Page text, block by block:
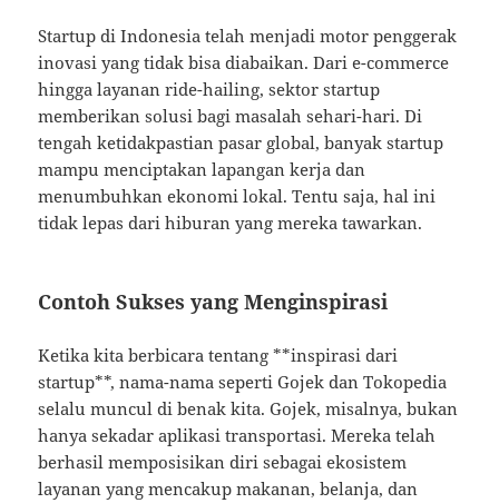
Startup di Indonesia telah menjadi motor penggerak
inovasi yang tidak bisa diabaikan. Dari e-commerce
hingga layanan ride-hailing, sektor startup
memberikan solusi bagi masalah sehari-hari. Di
tengah ketidakpastian pasar global, banyak startup
mampu menciptakan lapangan kerja dan
menumbuhkan ekonomi lokal. Tentu saja, hal ini
tidak lepas dari hiburan yang mereka tawarkan.
Contoh Sukses yang Menginspirasi
Ketika kita berbicara tentang **inspirasi dari
startup**, nama-nama seperti Gojek dan Tokopedia
selalu muncul di benak kita. Gojek, misalnya, bukan
hanya sekadar aplikasi transportasi. Mereka telah
berhasil memposisikan diri sebagai ekosistem
layanan yang mencakup makanan, belanja, dan